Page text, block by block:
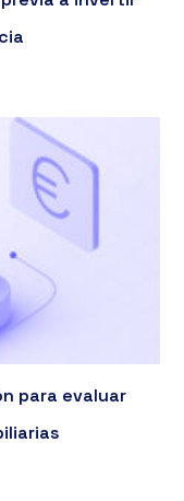
para evaluar